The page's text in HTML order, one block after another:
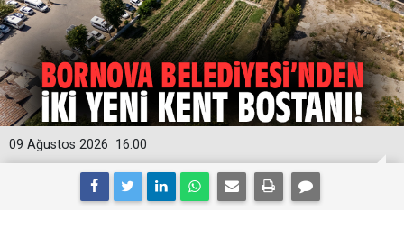
16:00
09 Ağustos 2026